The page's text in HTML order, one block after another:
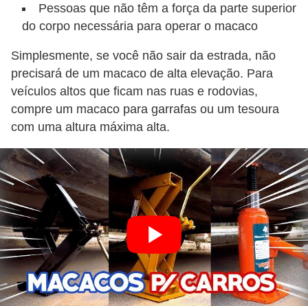
Pessoas que não têm a força da parte superior
do corpo necessária para operar o macaco
Simplesmente, se você não sair da estrada, não
precisará de um macaco de alta elevação. Para
veículos altos que ficam nas ruas e rodovias,
compre um macaco para garrafas ou um tesoura
com uma altura máxima alta.